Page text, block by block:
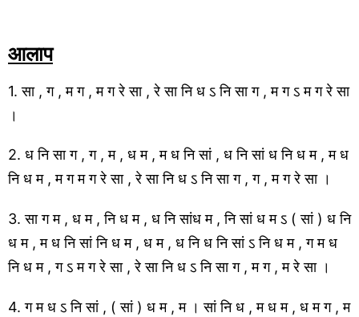
आलाप
1. सा , ग , म ग , म ग रे सा , रे सा नि ध ऽ नि सा ग , म ग ऽ म ग रे सा
।
2. ध नि सा ग , ग , म , ध म , म ध नि सां , ध नि सां ध नि ध म , म ध
नि ध म , म ग म ग रे सा , रे सा नि ध ऽ नि सा ग , ग , म ग रे सा ।
3. सा ग म , ध म , नि ध म , ध नि सांध म , नि सां ध म ऽ ( सां ) ध नि
ध म , म ध नि सां नि ध म , ध म , ध नि ध नि सां ऽ नि ध म , ग म ध
नि ध म , ग ऽ म ग रे सा , रे सा नि ध ऽ नि सा ग , म ग , म रे सा ।
4. ग म ध ऽ नि सां , ( सां ) ध म , म । सां नि ध , म ध म , ध म ग , म